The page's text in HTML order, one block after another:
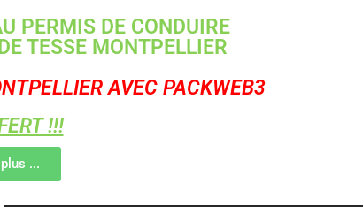
PERMIS DE CONDUIRE
TESSE MONTPELLIER
AVEC PACKWEB3
!!!
...